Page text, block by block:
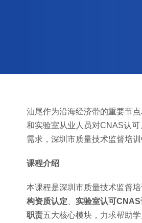
汕尾作为沿海经济带的重要节
和实验室从业人员对CNAS认
需求，深圳市质量技术监督培
课程介绍
本课程是深圳市质量技术监督
构资质认定
实验室认可CNAS
职责五大核心模块，力求帮助